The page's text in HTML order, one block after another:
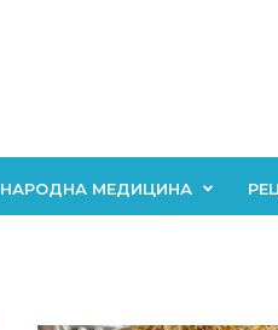
НАРОДНА МЕДИЦИНА